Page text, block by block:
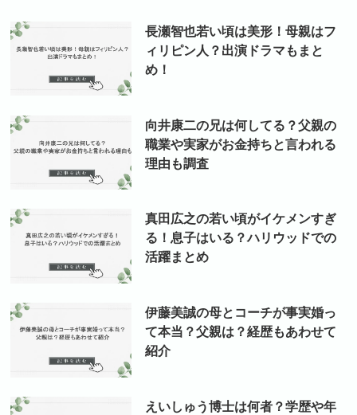
長瀬智也若い頃は美形！母親はフ
ィリピン人？出演ドラマもまと
め！
向井康二の兄は何してる？父親の
職業や実家がお金持ちと言われる
理由も調査
真田広之の若い頃がイケメンすぎ
る！息子はいる？ハリウッドでの
活躍まとめ
伊藤美誠の母とコーチが事実婚っ
て本当？父親は？経歴もあわせて
紹介
えいしゅう博士は何者？学歴や年